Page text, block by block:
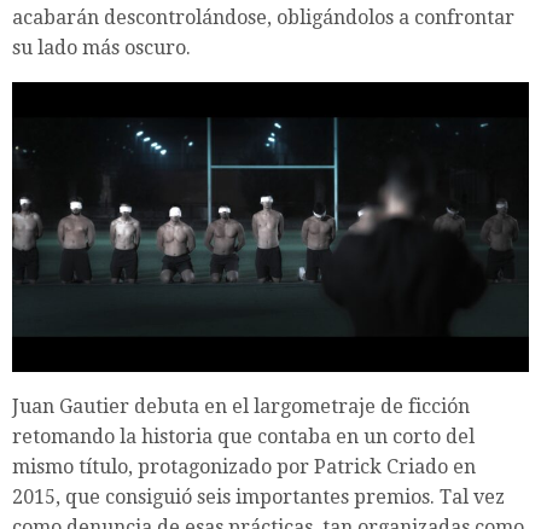
acabarán descontrolándose, obligándolos a confrontar
su lado más oscuro.
Juan Gautier debuta en el largometraje de ficción
retomando la historia que contaba en un corto del
mismo título, protagonizado por Patrick Criado en
2015, que consiguió seis importantes premios. Tal vez